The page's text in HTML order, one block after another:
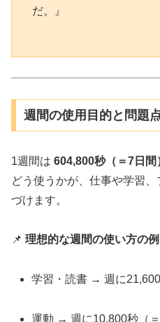
だ。』
週間の使用目的と問題
1週間は 604,800秒（＝7日間
どう使うかが、仕事や学習
づけます。
📌 理想的な週間の使い方の例
学習・読書 → 週に21,600
運動 → 週に10,800秒（＝